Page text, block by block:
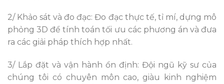
2/ Khảo sát và đo đạc: Đo đạc thực tế, tỉ mí, dựng mô
phỏng 3D để tính toán tối ưu các phương án và đưa
ra các giải pháp thích hợp nhất.
3/ Lắp đặt và vận hành ổn định: Đội ngũ kỹ sư của
chúng tôi có chuyên môn cao, giàu kinh nghiệm